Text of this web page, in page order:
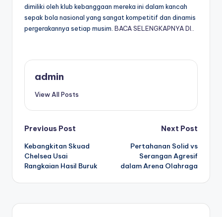
dimiliki oleh klub kebanggaan mereka ini dalam kancah
sepak bola nasional yang sangat kompetitif dan dinamis
pergerakannya setiap musim. BACA SELENGKAPNYA DI..
admin
View All Posts
Post
navigation
Previous Post
Kebangkitan Skuad
Chelsea Usai
Rangkaian Hasil Buruk
Next Post
Pertahanan Solid vs
Serangan Agresif
dalam Arena Olahraga